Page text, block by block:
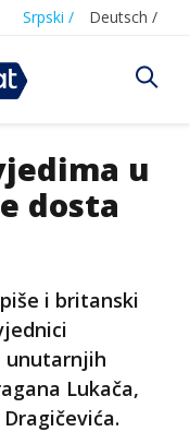
Srpski / Deutsch /
u
dosta
i britanski
unutarnjih
Lukača,